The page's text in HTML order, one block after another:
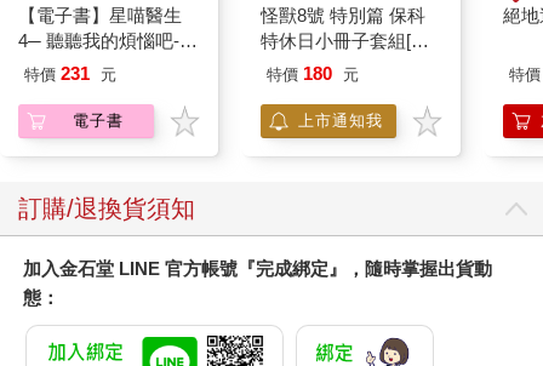
【電子書】星喵醫生
4─ 聽聽我的煩惱吧-假
期挑戰
特價 231 元
電子書
怪獸8號 特別篇 保科
特休日小冊子套組[限
加購]
特價 180 元
上市通知我
絕
特價
訂購/退換貨須知
加入金石堂 LINE 官方帳號『完成綁定』，隨時掌握出貨動
態：